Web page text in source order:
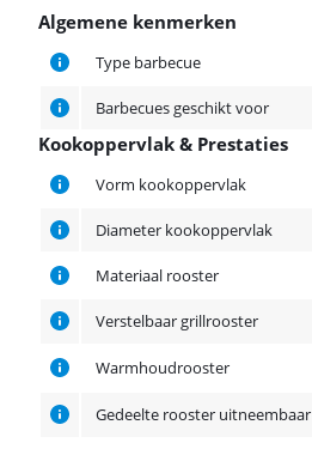
Algemene kenmerken
Algemene kenmerken
Type barbecue
Barbecues geschikt voor
Kookoppervlak & Prestaties
Kookoppervlak & Prestaties
Vorm kookoppervlak
Diameter kookoppervlak
Materiaal rooster
Verstelbaar grillrooster
Warmhoudrooster
Gedeelte rooster uitneembaar